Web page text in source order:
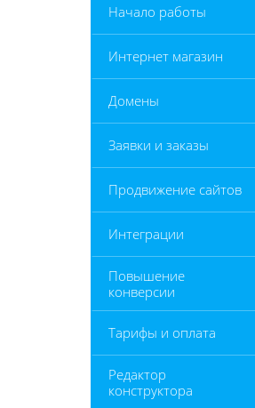
Начало работы
Интернет магазин
Домены
Заявки и заказы
Продвижение сайтов
Интеграции
Повышение
конверсии
Тарифы и оплата
Редактор
конструктора